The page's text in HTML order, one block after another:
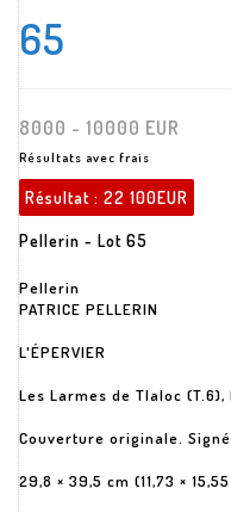
65
8000 - 10000 EUR
Résultats avec frais
Résultat : 22 100EUR
Pellerin - Lot 65
Pellerin
PATRICE PELLERIN
L'ÉPERVIER
Les Larmes de Tlaloc (T.6),
Couverture originale.
29,8 × 39,5 cm (11,73 ×